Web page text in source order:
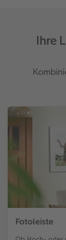
Ihre
Fotoleiste